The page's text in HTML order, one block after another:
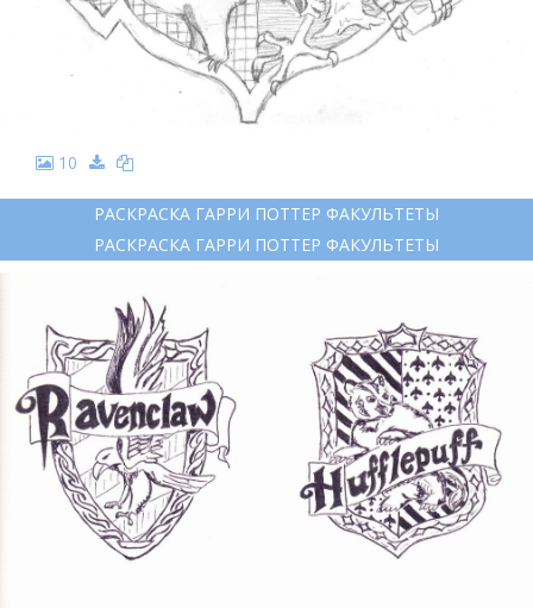
10
РАСКРАСКА ГАРРИ ПОТТЕР ФАКУЛЬТЕТЫ
РАСКРАСКА ГАРРИ ПОТТЕР ФАКУЛЬТЕТЫ